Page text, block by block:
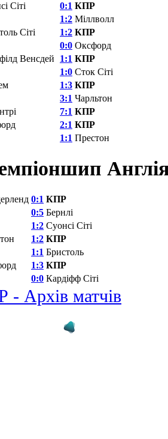
Сіті 0:1 КПР
1:2 Міллволл
Сіті 1:2 КПР
0:0 Оксфорд
Венсдей 1:1 КПР
1:0 Сток Сіті
1:3 КПР
3:1 Чарльтон
7:1 КПР
2:1 КПР
1:1 Престон
0:1 КПР
0:5 Бернлі
1:2 Суонсі Сіті
1:2 КПР
1:1 Бристоль
1:3 КПР
0:0 Кардіфф Сіті
- Архів матчів